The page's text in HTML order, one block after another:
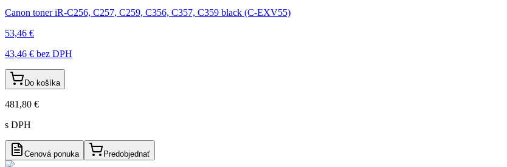
Canon toner iR-C256, C257, C259, C356, C357, C359 black (C-EXV55)
53,46 €
43,46 € bez DPH
Do košíka
481,80 €
s DPH
Cenová ponuka Predobjednať